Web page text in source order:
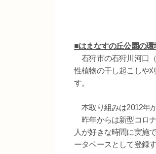
■はまなすの丘公園の環
石狩市の石狩川河口
性植物の干し起こしや
す。
本取り組みは2012年
昨年からは新型コロ
人が好きな時間に実施
ータベースとして登録